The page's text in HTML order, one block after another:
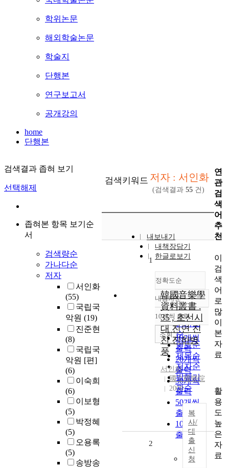
학위논문
해외학술논문
학술지
단행본
연구보고서
공개강의
home
단행본
검색결과 좁혀 보기
선택해제
좁혀본 항목 보기순
서
검색량순
가나다순
저자
서인화
(55)
국립국
악원 (19)
진준현
(8)
국립국
악원 [편]
(6)
이숙희
(6)
이보형
(5)
박정혜
(5)
오용록
(5)
송방송
검색키워드 저자 : 서인화
(검색결과 55 건)
내보내기
내책장담기
한글로보기
정확도순
정확도
순
인기도
순
연도순
제목순
저자순
발행기
관순
내림차순
내림차순
10개씩 출력
10개씩
출력
20개씩
출력
30개씩
출력
50개씩
출력
100개씩
출력
조회
1
韓國音樂學
資料叢書 .
35 , 조선시
대 진연 진
찬 진하병
풍
서인화
國立國樂院
2000
복
사/
대
출
신
청
2
연
관
검
색
어
추
천
이
검
색
어
로
많
이
본
자
료
활
용
도
높
은
자
료